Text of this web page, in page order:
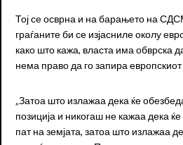
Тој се осврна и на барањето на
граѓаните би се изјасниле околу
како што кажа, власта има обврска
нема право да го запира
„Затоа што излажаа дека ќе
позиција и никогаш не кажаа дека
пат на земјата, затоа што излажаа